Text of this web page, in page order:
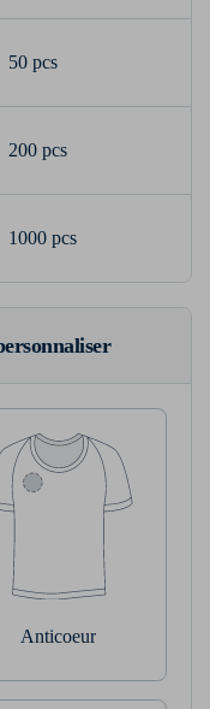
50 pcs
200 pcs
1000 pcs
Anticoeur